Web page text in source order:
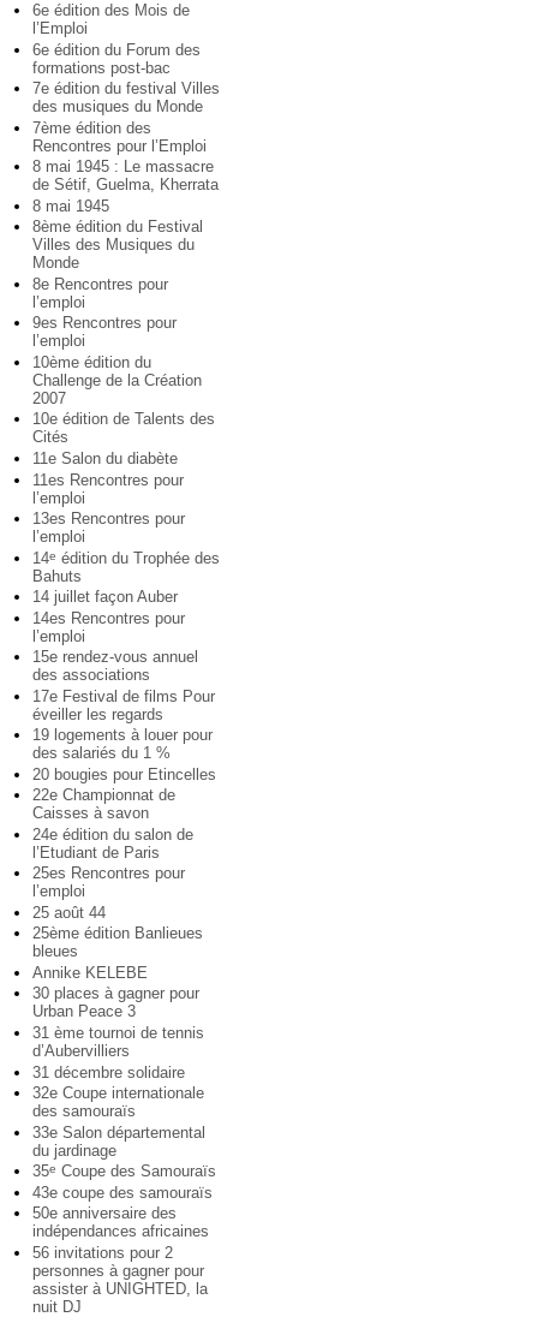
6e édition des Mois de
l’Emploi
6e édition du Forum des
formations post-bac
7e édition du festival Villes
des musiques du Monde
7ème édition des
Rencontres pour l’Emploi
8 mai 1945 : Le massacre
de Sétif, Guelma, Kherrata
8 mai 1945
8ème édition du Festival
Villes des Musiques du
Monde
8e Rencontres pour
l’emploi
9es Rencontres pour
l’emploi
10ème édition du
Challenge de la Création
2007
10e édition de Talents des
Cités
11e Salon du diabète
11es Rencontres pour
l’emploi
13es Rencontres pour
l’emploi
14e édition du Trophée des
Bahuts
14 juillet façon Auber
14es Rencontres pour
l’emploi
15e rendez-vous annuel
des associations
17e Festival de films Pour
éveiller les regards
19 logements à louer pour
des salariés du 1 %
20 bougies pour Etincelles
22e Championnat de
Caisses à savon
24e édition du salon de
l’Etudiant de Paris
25es Rencontres pour
l’emploi
25 août 44
25ème édition Banlieues
bleues
Annike KELEBE
30 places à gagner pour
Urban Peace 3
31 ème tournoi de tennis
d’Aubervilliers
31 décembre solidaire
32e Coupe internationale
des samouraïs
33e Salon départemental
du jardinage
35e Coupe des Samouraïs
43e coupe des samouraïs
50e anniversaire des
indépendances africaines
56 invitations pour 2
personnes à gagner pour
assister à UNIGHTED, la
nuit DJ